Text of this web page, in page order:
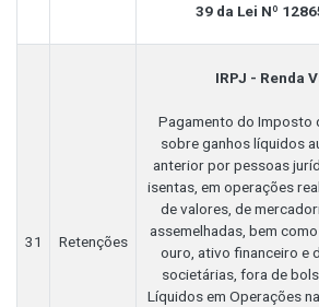
39 da Lei Nº
31 Retenções
IRPJ - Renda
Pagamento do Imposto
sobre ganhos líquidos
anterior por pessoas
isentas, em operações
de valores, de
assemelhadas, bem
ouro, ativo financeiro e
societárias, fora de
Líquidos em Operações